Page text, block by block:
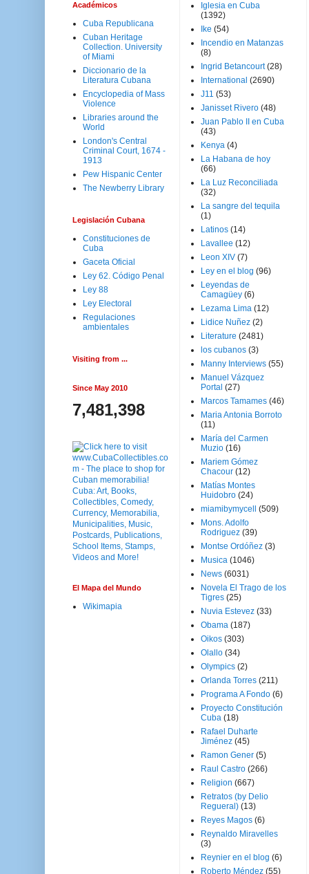
Académicos
Cuba Republicana
Cuban Heritage
Collection. University
of Miami
Diccionario de la
Literatura Cubana
Encyclopedia of Mass
Violence
Libraries around the
World
London's Central
Criminal Court, 1674 -
1913
Pew Hispanic Center
The Newberry Library
Legislación Cubana
Constituciones de
Cuba
Gaceta Oficial
Ley 62. Código Penal
Ley 88
Ley Electoral
Regulaciones
ambientales
Visiting from ...
Since May 2010
7,481,398
El Mapa del Mundo
Wikimapia
Iglesia en Cuba
(1392)
Ike (54)
Incendio en Matanzas
(8)
Ingrid Betancourt (28)
International (2690)
J11 (53)
Janisset Rivero (48)
Juan Pablo II en Cuba
(43)
Kenya (4)
La Habana de hoy
(66)
La Luz Reconciliada
(32)
La sangre del tequila
(1)
Latinos (14)
Lavallee (12)
Leon XIV (7)
Ley en el blog (96)
Leyendas de
Camagüey (6)
Lezama Lima (12)
Lidice Nuñez (2)
Literature (2481)
los cubanos (3)
Manny Interviews (55)
Manuel Vázquez
Portal (27)
Marcos Tamames (46)
Maria Antonia Borroto
(11)
María del Carmen
Muzio (16)
Mariem Gómez
Chacour (12)
Matías Montes
Huidobro (24)
miamibymycell
(509)
Mons. Adolfo
Rodriguez (39)
Montse Ordóñez (3)
Musica (1046)
News (6031)
Novela El Trago de los
Tigres (25)
Nuvia Estevez (33)
Obama (187)
Oikos (303)
Olallo (34)
Olympics (2)
Orlanda Torres (211)
Programa A Fondo (6)
Proyecto Constitución
Cuba (18)
Rafael Duharte
Jiménez (45)
Ramon Gener (5)
Raul Castro (266)
Religion (667)
Retratos (by Delio
Regueral) (13)
Reyes Magos (6)
Reynaldo Miravelles
(3)
Reynier en el blog (6)
Roberto Méndez (55)